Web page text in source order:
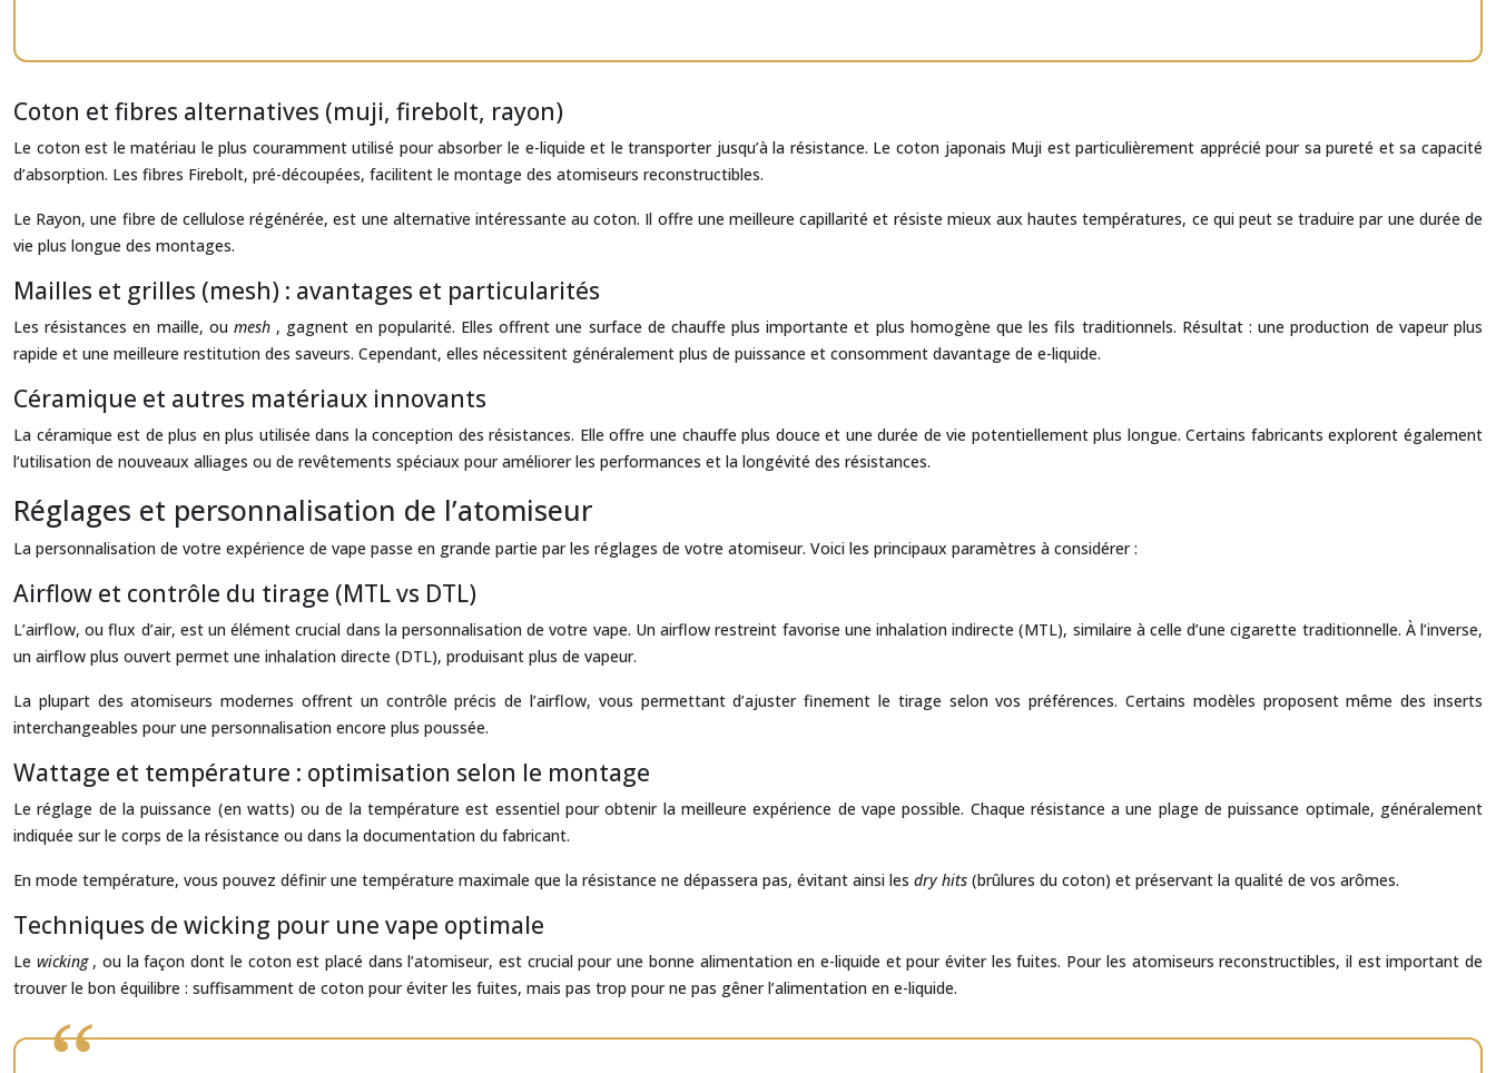
Coton et fibres alternatives (muji, firebolt, rayon)
Le coton est le matériau le plus couramment utilisé pour absorber le e-liquide et le transporter jusqu’à la résistance. Le coton japonais Muji est particulièrement apprécié pour sa pureté et sa capacité
d’absorption. Les fibres Firebolt, pré-découpées, facilitent le montage des atomiseurs reconstructibles.
Le Rayon, une fibre de cellulose régénérée, est une alternative intéressante au coton. Il offre une meilleure capillarité et résiste mieux aux hautes températures, ce qui peut se traduire par une durée de
vie plus longue des montages.
Mailles et grilles (mesh) : avantages et particularités
Les résistances en maille, ou mesh , gagnent en popularité. Elles offrent une surface de chauffe plus importante et plus homogène que les fils traditionnels. Résultat : une production de vapeur plus
rapide et une meilleure restitution des saveurs. Cependant, elles nécessitent généralement plus de puissance et consomment davantage de e-liquide.
Céramique et autres matériaux innovants
La céramique est de plus en plus utilisée dans la conception des résistances. Elle offre une chauffe plus douce et une durée de vie potentiellement plus longue. Certains fabricants explorent également
l’utilisation de nouveaux alliages ou de revêtements spéciaux pour améliorer les performances et la longévité des résistances.
Réglages et personnalisation de l’atomiseur
La personnalisation de votre expérience de vape passe en grande partie par les réglages de votre atomiseur. Voici les principaux paramètres à considérer :
Airflow et contrôle du tirage (MTL vs DTL)
L’airflow, ou flux d’air, est un élément crucial dans la personnalisation de votre vape. Un airflow restreint favorise une inhalation indirecte (MTL), similaire à celle d’une cigarette traditionnelle. À l’inverse,
un airflow plus ouvert permet une inhalation directe (DTL), produisant plus de vapeur.
La plupart des atomiseurs modernes offrent un contrôle précis de l’airflow, vous permettant d’ajuster finement le tirage selon vos préférences. Certains modèles proposent même des inserts
interchangeables pour une personnalisation encore plus poussée.
Wattage et température : optimisation selon le montage
Le réglage de la puissance (en watts) ou de la température est essentiel pour obtenir la meilleure expérience de vape possible. Chaque résistance a une plage de puissance optimale, généralement
indiquée sur le corps de la résistance ou dans la documentation du fabricant.
En mode température, vous pouvez définir une température maximale que la résistance ne dépassera pas, évitant ainsi les dry hits (brûlures du coton) et préservant la qualité de vos arômes.
Techniques de wicking pour une vape optimale
Le wicking , ou la façon dont le coton est placé dans l’atomiseur, est crucial pour une bonne alimentation en e-liquide et pour éviter les fuites. Pour les atomiseurs reconstructibles, il est important de
trouver le bon équilibre : suffisamment de coton pour éviter les fuites, mais pas trop pour ne pas gêner l’alimentation en e-liquide.